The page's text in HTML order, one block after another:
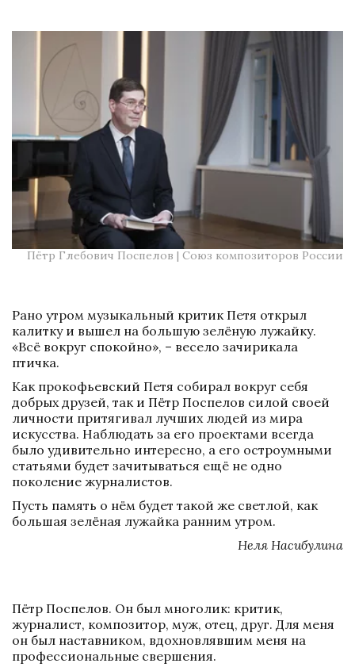
Пётр Глебович Поспелов | Союз композиторов России
Рано утром музыкальный критик Петя открыл
калитку и вышел на большую зелёную лужайку.
«Всё вокруг спокойно», – весело зачирикала
птичка.
Как прокофьевский Петя собирал вокруг себя
добрых друзей, так и Пётр Поспелов силой своей
личности притягивал лучших людей из мира
искусства. Наблюдать за его проектами всегда
было удивительно интересно, а его остроумными
статьями будет зачитываться ещё не одно
поколение журналистов.
Пусть память о нём будет такой же светлой, как
большая зелёная лужайка ранним утром.
Неля Насибулина
Пётр Поспелов. Он был многолик: критик,
журналист, композитор, муж, отец, друг. Для меня
он был наставником, вдохновлявшим меня на
профессиональные свершения.